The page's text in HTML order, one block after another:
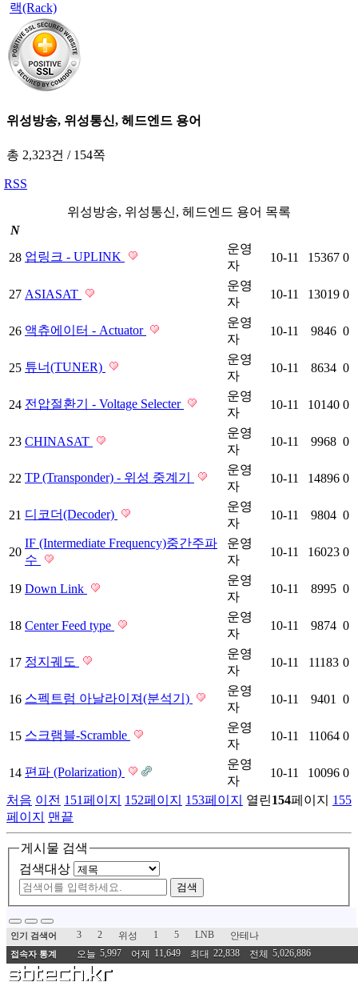
랙(Rack)
위성방송, 위성통신, 헤드엔드 용어
총 2,323건 /154쪽
RSS
위성방송, 위성통신, 헤드엔드 용어 목록
N
28 업링크 - UPLINK
운영
자
10-11 15367 0
27 ASIASAT
운영
자
10-11 13019 0
26 액츄에이터 - Actuator
운영
자
10-11 9846 0
25 튜너(TUNER)
운영
자
10-11 8634 0
24 전압절환기 - Voltage Selecter
운영
자
10-11 10140 0
23 CHINASAT
운영
자
10-11 9968 0
22 TP (Transponder) - 위성 중계기
운영
자
10-11 14896 0
21 디코더(Decoder)
운영
자
10-11 9804 0
20
IF (Intermediate Frequency)중간주파
수
운영
자
10-11 16023 0
19 Down Link
운영
자
10-11 8995 0
18 Center Feed type
운영
자
10-11 9874 0
17 정지궤도
운영
자
10-11 11183 0
16 스펙트럼 아날라이져(분석기)
운영
자
10-11 9401 0
15 스크램블-Scramble
운영
자
10-11 11064 0
14 편파 (Polarization)
운영
자
10-11 10096 0
처음 이전 151페이지 152페이지 153페이지 열린154페이지
155
페이지
맨끝
게시물 검색
검색대상
검색
인기 검색어 3 2 위성 1 5 LNB 안테나
접속자 통계 오늘 5,997 어제 11,649 최대 22,838 전체 5,026,886